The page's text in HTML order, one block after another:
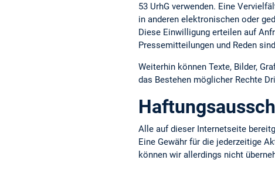
53 UrhG verwenden. Eine
in anderen elektronischen oder
Diese Einwilligung erteilen auf
Pressemitteilungen und Reden
Weiterhin können Texte, Bilder,
das Bestehen möglicher Rechte
Alle auf dieser Internetseite
Eine Gewähr für die jederzeitige
können wir allerdings nicht